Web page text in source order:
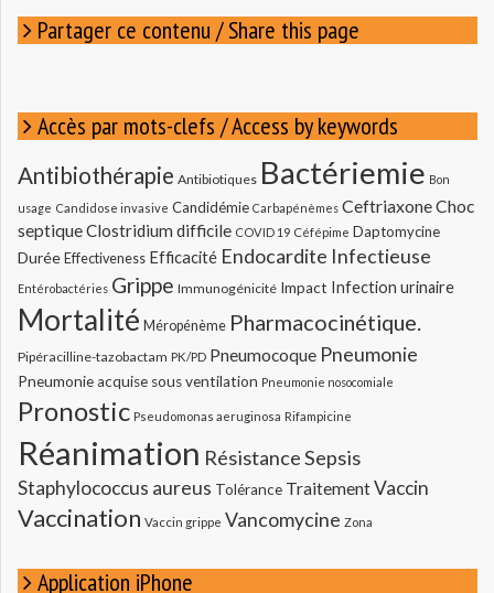
Partager ce contenu / Share this page
Accès par mots-clefs / Access by keywords
Antibiothérapie Antibiotiques Bactériemie Bon
usage Candidose invasive Candidémie Carbapénèmes CeftriaxoneChoc
septiqueClostridium difficile COVID 19 Céfépime Daptomycine
Durée Effectiveness Efficacité Endocardite Infectieuse
Entérobactéries Grippe Immunogénicité Impact Infection urinaire
Mortalité Méropénème Pharmacocinétique.
Pipéracilline-tazobactam PK/PD Pneumocoque Pneumonie
Pneumonie acquise sous ventilation Pneumonie nosocomiale
Pronostic Pseudomonas aeruginosa Rifampicine
Réanimation RésistanceSepsis
Staphylococcus aureus Tolérance TraitementVaccin
Vaccination Vaccin grippe Vancomycine Zona
Application iPhone